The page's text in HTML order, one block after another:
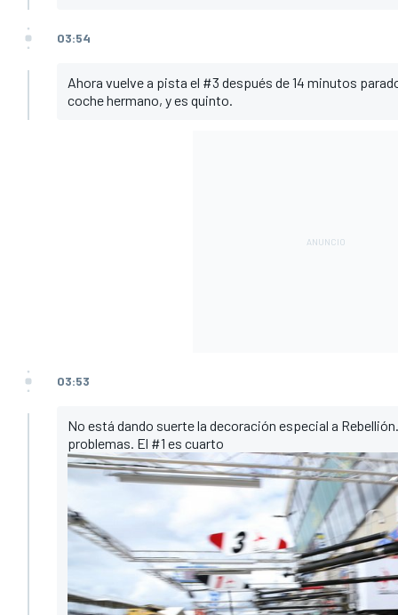
03:54
Ahora vuelve a pista el #3 después de 14 minutos
coche hermano, y es quinto.
03:53
No está dando suerte la decoración especial a
problemas. El #1 es cuarto